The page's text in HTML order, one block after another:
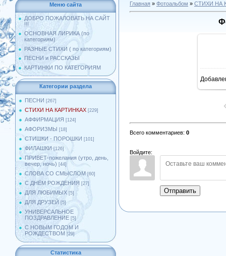
Меню сайта
ДОБРО ПОЖАЛОВАТЬ НА САЙТ
!!!
ОСНОВНАЯ ЛИРИКА (по
категориям)
РАЗНЫЕ СТИХИ ( по категориям)
ПЕСНИ и РАССКАЗЫ
КАРТИНКИ ПО КАТЕГОРИЯМ
Категории раздела
ПЕСНИ [267]
СТИХИ НА КАРТИНКАХ [229]
АФФИРМАЦИЯ [124]
АФОРИЗМЫ [18]
СТИШКИ - ПОРОШКИ [101]
ФИЛАШКИ [126]
ПРИВЕТ-пожелания (утро, день,
вечер, ночь) [44]
СЛОВА СО СМЫСЛОМ [60]
С ДНЁМ РОЖДЕНИЯ [27]
ДЛЯ ЛЮБИМЫХ [5]
ДЛЯ ДРУЗЕЙ [5]
УНИВЕРСАЛЬНОЕ
ПОЗДРАВЛЕНИЕ [5]
С НОВЫМ ГОДОМ И
РОЖДЕСТВОМ [29]
Статистика
Главная » Фотоальбом » СТИХИ НА
Всего комментариев: 0
Войдите:
Отправить